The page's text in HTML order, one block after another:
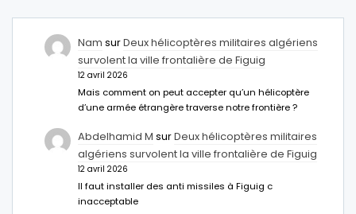
Nam surDeux hélicoptères militaires algériens
survolent la ville frontalière de Figuig
12 avril 2026
Mais comment on peut accepter qu’un hélicoptère
d’une armée étrangère traverse notre frontière ?
Abdelhamid M surDeux hélicoptères militaires
algériens survolent la ville frontalière de Figuig
12 avril 2026
Il faut installer des anti missiles à Figuig c
inacceptable